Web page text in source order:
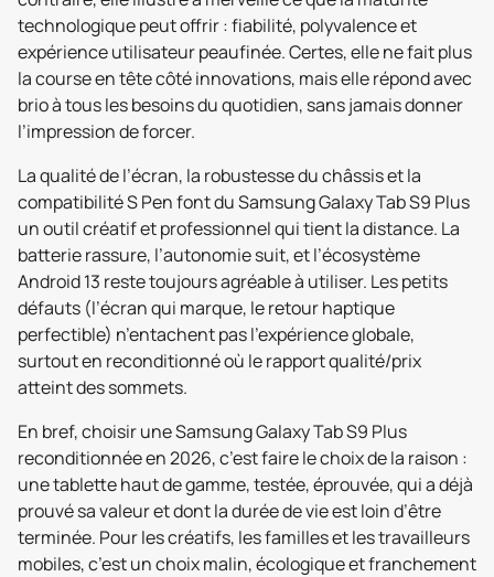
technologique peut offrir : fiabilité, polyvalence et
expérience utilisateur peaufinée. Certes, elle ne fait plus
la course en tête côté innovations, mais elle répond avec
brio à tous les besoins du quotidien, sans jamais donner
l’impression de forcer.
La qualité de l’écran, la robustesse du châssis et la
compatibilité S Pen font du Samsung Galaxy Tab S9 Plus
un outil créatif et professionnel qui tient la distance. La
batterie rassure, l’autonomie suit, et l’écosystème
Android 13 reste toujours agréable à utiliser. Les petits
défauts (l’écran qui marque, le retour haptique
perfectible) n’entachent pas l’expérience globale,
surtout en reconditionné où le rapport qualité/prix
atteint des sommets.
En bref, choisir une Samsung Galaxy Tab S9 Plus
reconditionnée en 2026, c’est faire le choix de la raison :
une tablette haut de gamme, testée, éprouvée, qui a déjà
prouvé sa valeur et dont la durée de vie est loin d’être
terminée. Pour les créatifs, les familles et les travailleurs
mobiles, c’est un choix malin, écologique et franchement